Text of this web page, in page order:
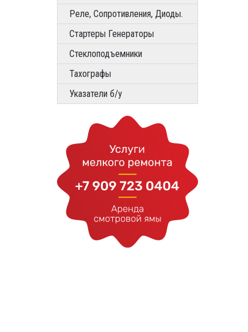
Реле, Сопротивления, Диоды.
Стартеры Генераторы
Стеклоподъемники
Тахографы
Указатели б/у